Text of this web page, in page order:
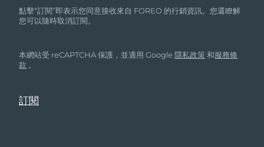
點擊“訂閱”即表示您同意接收來自 FOREO 的行銷資訊。您還瞭解
您可以隨時取消訂閱。
本網站受 reCAPTCHA 保護，並適用 Google隱私政策 和服務條
款 。